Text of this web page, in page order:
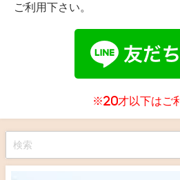
ご利用下さい。
※20才以下はご